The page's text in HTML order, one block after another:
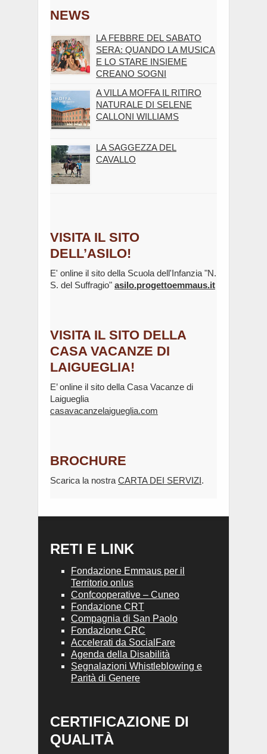
NEWS
LA FEBBRE DEL SABATO
SERA: QUANDO LA MUSICA
E LO STARE INSIEME
CREANO SOGNI
A VILLA MOFFA IL RITIRO
NATURALE DI SELENE
CALLONI WILLIAMS
LA SAGGEZZA DEL
CAVALLO
VISITA IL SITO
DELL’ASILO!
E' online il sito della Scuola dell'Infanzia "N.
S. del Suffragio" asilo.progettoemmaus.it
VISITA IL SITO DELLA
CASA VACANZE DI
LAIGUEGLIA!
E’ online il sito della Casa Vacanze di
Laigueglia
casavacanzelaigueglia.com
BROCHURE
Scarica la nostra CARTA DEI SERVIZI.
RETI E LINK
Fondazione Emmaus per il
Territorio onlus
Confcooperative – Cuneo
Fondazione CRT
Compagnia di San Paolo
Fondazione CRC
Accelerati da SocialFare
Agenda della Disabilità
Segnalazioni Whistleblowing e
Parità di Genere
CERTIFICAZIONE DI
QUALITÀ